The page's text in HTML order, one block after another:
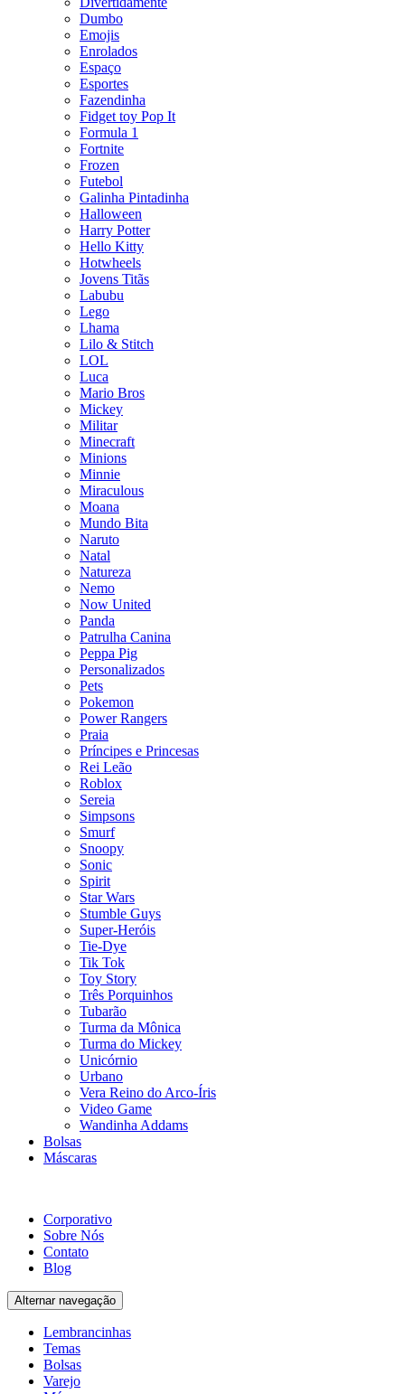
Dumbo
Emojis
Enrolados
Espaço
Esportes
Fazendinha
Fidget toy Pop It
Formula 1
Fortnite
Frozen
Futebol
Galinha Pintadinha
Halloween
Harry Potter
Hello Kitty
Hotwheels
Jovens Titãs
Labubu
Lego
Lhama
Lilo & Stitch
LOL
Luca
Mario Bros
Mickey
Militar
Minecraft
Minions
Minnie
Miraculous
Moana
Mundo Bita
Naruto
Natal
Natureza
Nemo
Now United
Panda
Patrulha Canina
Peppa Pig
Personalizados
Pets
Pokemon
Power Rangers
Praia
Príncipes e Princesas
Rei Leão
Roblox
Sereia
Simpsons
Smurf
Snoopy
Sonic
Spirit
Star Wars
Stumble Guys
Super-Heróis
Tie-Dye
Tik Tok
Toy Story
Três Porquinhos
Tubarão
Turma da Mônica
Turma do Mickey
Unicórnio
Urbano
Vera Reino do Arco-Íris
Video Game
Wandinha Addams
Bolsas
Máscaras
Corporativo
Sobre Nós
Contato
Blog
Alternar navegação
Lembrancinhas
Temas
Bolsas
Varejo